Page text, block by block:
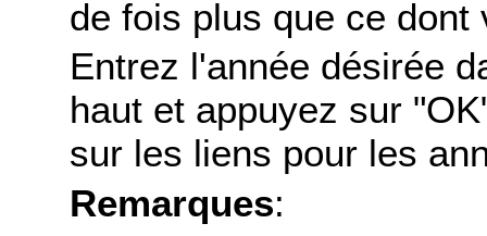
de fois plus que ce dont
Entrez l'année désirée
haut et appuyez sur
sur les liens pour les
Remarques: